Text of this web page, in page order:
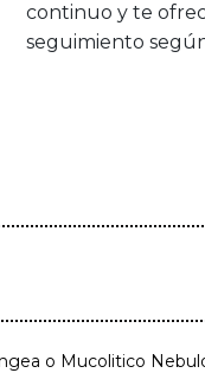
continuo y te
seguimiento
o Mucolitico